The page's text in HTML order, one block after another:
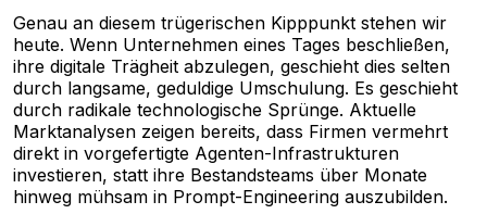
Genau an diesem trügerischen Kipppunkt stehen wir
heute. Wenn Unternehmen eines Tages beschließen,
ihre digitale Trägheit abzulegen, geschieht dies selten
durch langsame, geduldige Umschulung. Es geschieht
durch radikale technologische Sprünge. Aktuelle
Marktanalysen zeigen bereits, dass Firmen vermehrt
direkt in vorgefertigte Agenten-Infrastrukturen
investieren, statt ihre Bestandsteams über Monate
hinweg mühsam in Prompt-Engineering auszubilden.